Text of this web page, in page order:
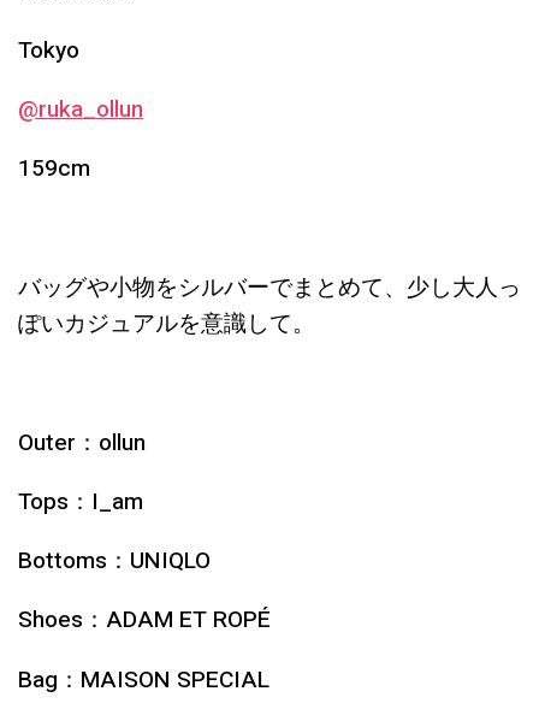
Tokyo
@ruka_ollun
159cm
バッグや小物をシルバーでまとめて、少し大人っ
ぽいカジュアルを意識して。
Outer：ollun
Tops：I_am
Bottoms：UNIQLO
Shoes：ADAM ET ROPÉ
Bag：MAISON SPECIAL